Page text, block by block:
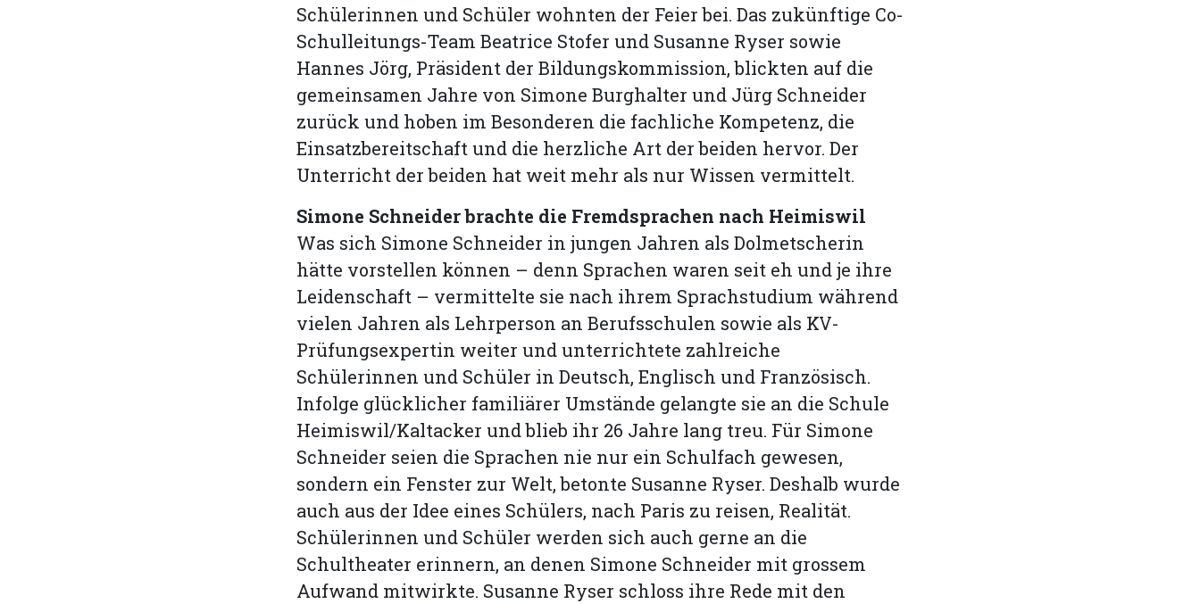
Schülerinnen und Schüler wohnten der Feier bei. Das zukünftige Co-
Schulleitungs-Team Beatrice Stofer und Susanne Ryser sowie
Hannes Jörg, Präsident der Bildungskommission, blickten auf die
gemeinsamen Jahre von Simone Burghalter und Jürg Schneider
zurück und hoben im Besonderen die fachliche Kompetenz, die
Einsatzbereitschaft und die herzliche Art der beiden hervor. Der
Unterricht der beiden hat weit mehr als nur Wissen vermittelt.
Simone Schneider brachte die Fremdsprachen nach Heimiswil
Was sich Simone Schneider in jungen Jahren als Dolmetscherin
hätte vorstellen können – denn Sprachen waren seit eh und je ihre
Leidenschaft – vermittelte sie nach ihrem Sprachstudium während
vielen Jahren als Lehrperson an Berufsschulen sowie als KV-
Prüfungs­expertin weiter und unterrichtete zahlreiche
Schülerinnen und Schüler in Deutsch, Englisch und Französisch.
Infolge glücklicher familiärer Umstände gelangte sie an die Schule
Heimiswil/Kaltacker und blieb ihr 26 Jahre lang treu. Für Simone
Schneider seien die Sprachen nie nur ein Schulfach gewesen,
sondern ein Fenster zur Welt, betonte Susanne Ryser. Deshalb wurde
auch aus der Idee eines Schülers, nach Paris zu reisen, Realität.
Schülerinnen und Schüler werden sich auch gerne an die
Schultheater erinnern, an denen Simone Schneider mit grossem
Aufwand mitwirkte. Susanne Ryser schloss ihre Rede mit den